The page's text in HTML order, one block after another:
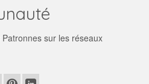
sur les réseaux